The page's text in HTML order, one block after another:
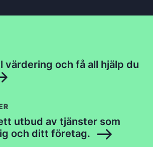
värdering och få all hjälp du
utbud av tjänster som
och ditt företag.